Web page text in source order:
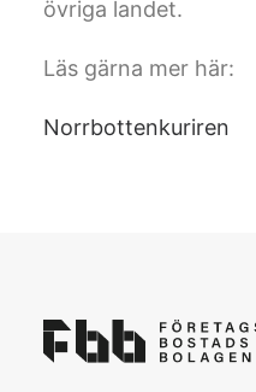
övriga landet.
Läs gärna mer här:
Norrbottenkuriren